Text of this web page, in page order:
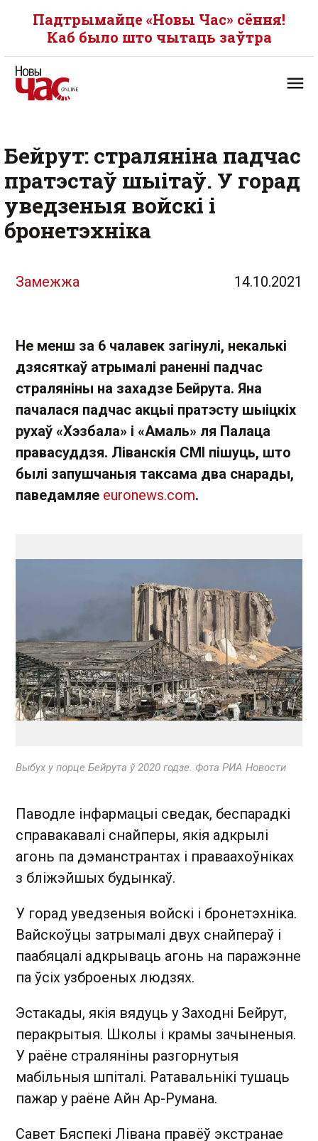
Падтрымайце «Новы Час» сёння!
Каб было што чытаць заўтра
Бейрут: страляніна падчас
пратэстаў шыітаў. У горад
уведзеныя войскі і
бронетэхніка
Замежжа 14.10.2021
Не менш за 6 чалавек загінулі, некалькі
дзясяткаў атрымалі раненні падчас
страляніны на захадзе Бейрута. Яна
пачалася падчас акцыі пратэсту шыіцкіх
рухаў «Хэзбала» і «Амаль» ля Палаца
правасуддзя. Ліванскія СМІ пішуць, што
былі запушчаныя таксама два снарады,
паведамляе euronews.com.
Выбух у порце Бейрута ў 2020 годзе. Фота РИА Новости
Паводле інфармацыі сведак, беспарадкі
справакавалі снайперы, якія адкрылі
агонь па дэманстрантах і праваахоўніках
з бліжэйшых будынкаў.
У горад уведзеныя войскі і бронетэхніка.
Вайскоўцы затрымалі двух снайпераў і
паабяцалі адкрываць агонь на паражэнне
па ўсіх узброеных людзях.
Эстакады, якія вядуць у Заходні Бейрут,
перакрытыя. Школы і крамы зачыненыя.
У раёне страляніны разгорнутыя
мабільныя шпіталі. Ратавальнікі тушаць
пажар у раёне Айн Ар-Румана.
Савет Бяспекі Лівана правёў экстранае